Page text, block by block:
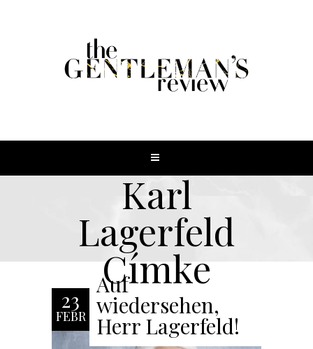
Karl
Lagerfeld
Címke
23
FEBR
Auf
wiedersehen,
Herr Lagerfeld!